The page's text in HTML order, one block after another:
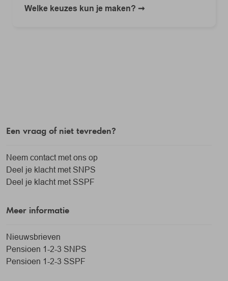
Welke keuzes kun je maken?
Een vraag of niet tevreden?
Neem contact met ons op
Deel je klacht met SNPS
Deel je klacht met SSPF
Meer informatie
Nieuwsbrieven
Pensioen 1-2-3 SNPS
Pensioen 1-2-3 SSPF